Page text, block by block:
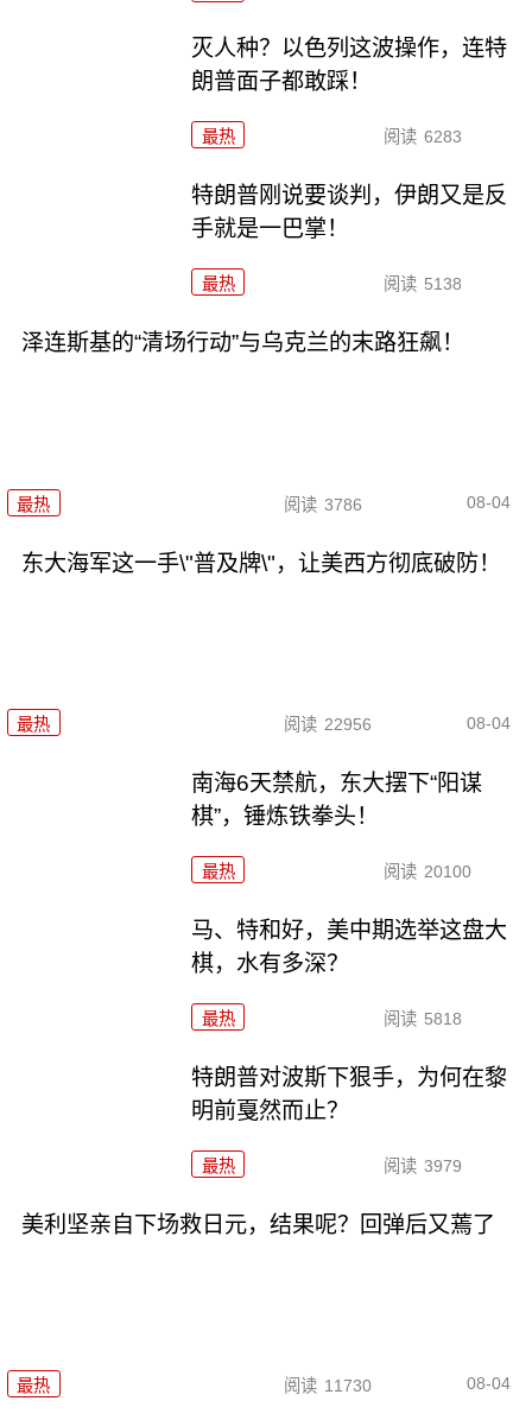
灭人种？以色列这波操作，连特
朗普面子都敢踩！
最热 阅读 6283
特朗普刚说要谈判，伊朗又是反
手就是一巴掌！
最热 阅读 5138
泽连斯基的“清场行动”与乌克兰的末路狂飙！
最热 阅读 3786 08-04
东大海军这一手\"普及牌\"，让美西方彻底破防！
最热 阅读 22956 08-04
南海6天禁航，东大摆下“阳谋
棋”，锤炼铁拳头！
最热 阅读 20100
马、特和好，美中期选举这盘大
棋，水有多深？
最热 阅读 5818
特朗普对波斯下狠手，为何在黎
明前戛然而止？
最热 阅读 3979
美利坚亲自下场救日元，结果呢？回弹后又蔫了
最热 阅读 11730 08-04